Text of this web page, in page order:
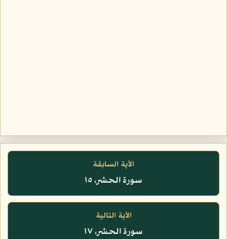
الآية السابقة
سورة الحشر، ١٥
الآية التالية
سورة الحشر، ١٧